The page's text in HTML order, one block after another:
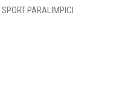
SPORT PARALIMPICI